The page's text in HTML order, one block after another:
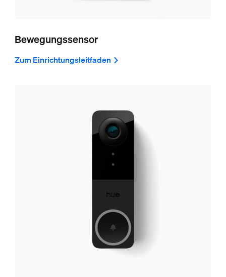
Bewegungssensor
Zum Einrichtungsleitfaden